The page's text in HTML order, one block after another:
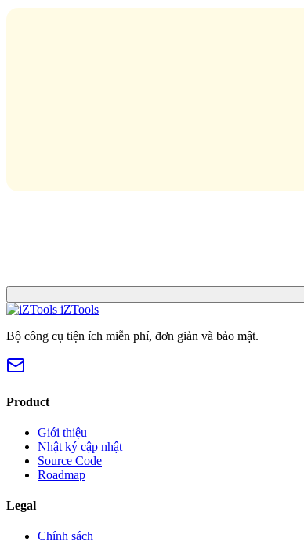
iZTools
Bộ công cụ tiện ích miễn phí, đơn giản và bảo mật.
Product
Giới thiệu
Nhật ký cập nhật
Source Code
Roadmap
Legal
Chính sách